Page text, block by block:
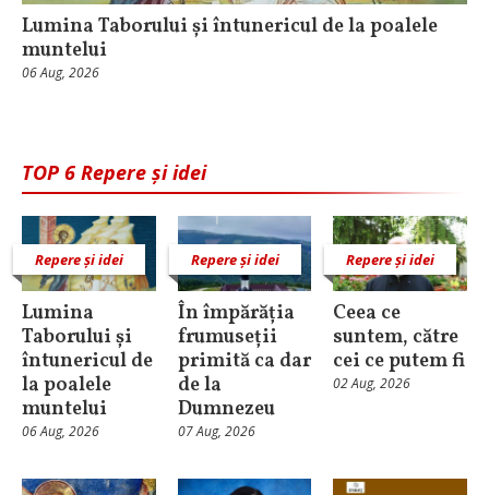
Lumina Taborului și întunericul de la poalele
muntelui
06 Aug, 2026
TOP 6 Repere și idei
Repere și idei
Lumina
Taborului și
întunericul de
la poalele
muntelui
06 Aug, 2026
Repere și idei
În împărăția
frumuseții
primită ca dar
de la
Dumnezeu
07 Aug, 2026
Repere și idei
Ceea ce
suntem, către
cei ce putem fi
02 Aug, 2026